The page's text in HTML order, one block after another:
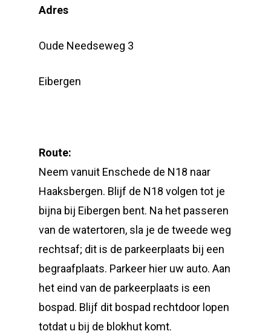
Adres
Oude Needseweg 3
Eibergen
Route:
Neem vanuit Enschede de N18 naar
Haaksbergen. Blijf de N18 volgen tot je
bijna bij Eibergen bent. Na het passeren
van de watertoren, sla je de tweede weg
rechtsaf; dit is de parkeerplaats bij een
begraafplaats. Parkeer hier uw auto. Aan
het eind van de parkeerplaats is een
bospad. Blijf dit bospad rechtdoor lopen
totdat u bij de blokhut komt.